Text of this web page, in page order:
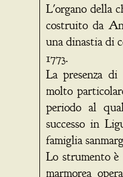
L'organo della
costruito da
una dinastia di
1773.
La presenza
molto
periodo al
successo in
famiglia
Lo strumento
marmorea